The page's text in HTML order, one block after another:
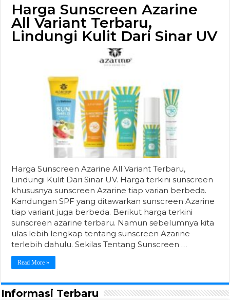
Harga Sunscreen Azarine
All Variant Terbaru,
Lindungi Kulit Dari Sinar UV
Harga Sunscreen Azarine All Variant Terbaru,
Lindungi Kulit Dari Sinar UV. Harga terkini sunscreen
khususnya sunscreen Azarine tiap varian berbeda.
Kandungan SPF yang ditawarkan sunscreen Azarine
tiap variant juga berbeda. Berikut harga terkini
sunscreen azarine terbaru. Namun sebelumnya kita
ulas lebih lengkap tentang sunscreen Azarine
terlebih dahulu. Sekilas Tentang Sunscreen …
Read More »
Informasi Terbaru